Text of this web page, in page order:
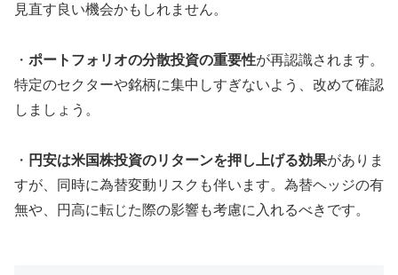
見直す良い機会かもしれません。
・ ポートフォリオの分散投資の重要性が再認識されます。
特定のセクターや銘柄に集中しすぎないよう、改めて確認
しましょう。
・ 円安は米国株投資のリターンを押し上げる効果がありま
すが、同時に為替変動リスクも伴います。為替ヘッジの有
無や、円高に転じた際の影響も考慮に入れるべきです。